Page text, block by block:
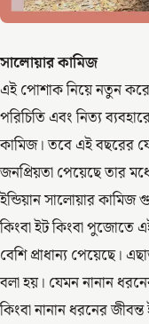
সালোয়ার কামিজ
এই পোশাক নিয়ে নতুন
পরিচিতি এবং নিত্য
কামিজ। তবে এই বছরের
জনপ্রিয়তা পেয়েছে তার
ইন্ডিয়ান সালোয়ার
কিংবা ইট কিংবা পুজোতে
বেশি প্রাধান্য পেয়েছে।
বলা হয়। যেমন নানান
কিংবা নানান ধরনের